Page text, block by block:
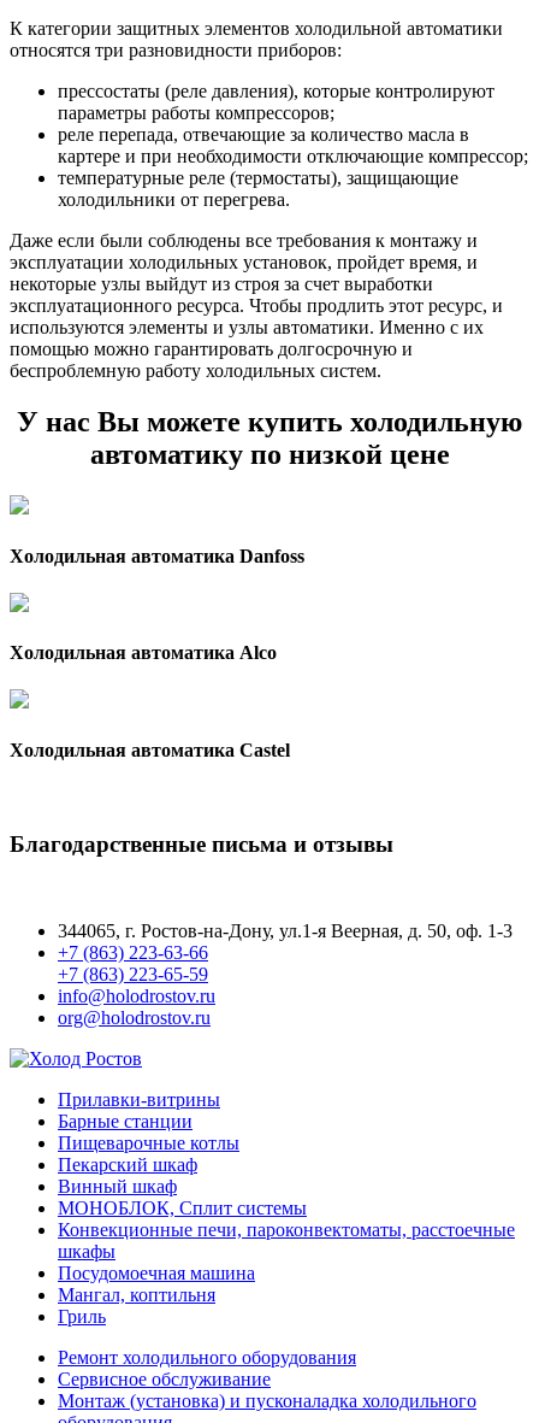
К категории защитных элементов холодильной автоматики
относятся три разновидности приборов:
прессостаты (реле давления), которые контролируют
параметры работы компрессоров;
реле перепада, отвечающие за количество масла в
картере и при необходимости отключающие компрессор;
температурные реле (термостаты), защищающие
холодильники от перегрева.
Даже если были соблюдены все требования к монтажу и
эксплуатации холодильных установок, пройдет время, и
некоторые узлы выйдут из строя за счет выработки
эксплуатационного ресурса. Чтобы продлить этот ресурс, и
используются элементы и узлы автоматики. Именно с их
помощью можно гарантировать долгосрочную и
беспроблемную работу холодильных систем.
У нас Вы можете купить холодильную
автоматику по низкой цене
Холодильная автоматика Danfoss
Холодильная автоматика Alco
Холодильная автоматика Castel
Благодарственные письма и отзывы
344065, г. Ростов-на-Дону, ул.1-я Веерная, д. 50, оф. 1-3
+7 (863) 223-63-66
+7 (863) 223-65-59
info@holodrostov.ru
org@holodrostov.ru
Прилавки-витрины
Барные станции
Пищеварочные котлы
Пекарский шкаф
Винный шкаф
МОНОБЛОК, Сплит системы
Конвекционные печи, пароконвектоматы, расстоечные
шкафы
Посудомоечная машина
Мангал, коптильня
Гриль
Ремонт холодильного оборудования
Сервисное обслуживание
Монтаж (установка) и пусконаладка холодильного